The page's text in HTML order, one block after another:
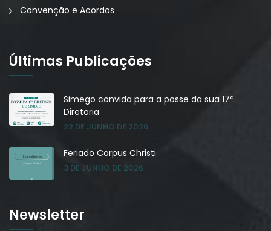
Convenção e Acordos
Últimas Publicações
Simego convida para a posse da sua 17ª
Diretoria
22 DE JUNHO DE 2026
Feriado Corpus Christi
3 DE JUNHO DE 2026
Newsletter